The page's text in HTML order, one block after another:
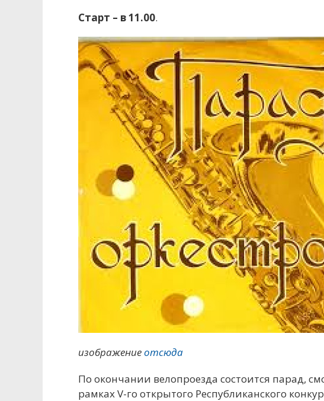
Старт – в 11.00.
изображениеотсюда
По окончании велопроезда состоится парад,
рамках V-го открытого Республиканского